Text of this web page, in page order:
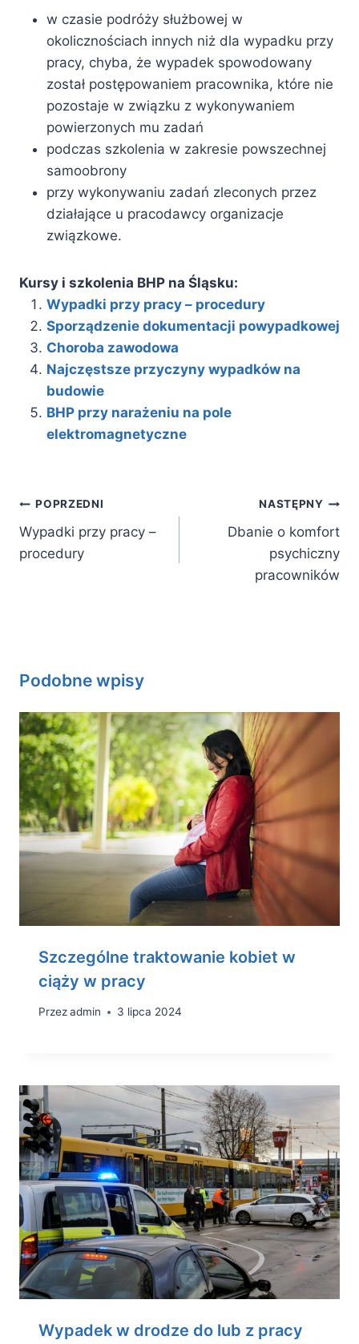
w czasie podróży służbowej w
okolicznościach innych niż dla wypadku przy
pracy, chyba, że wypadek spowodowany
został postępowaniem pracownika, które nie
pozostaje w związku z wykonywaniem
powierzonych mu zadań
podczas szkolenia w zakresie powszechnej
samoobrony
przy wykonywaniu zadań zleconych przez
działające u pracodawcy organizacje
związkowe.
Kursy i szkolenia BHP na Śląsku:
Wypadki przy pracy – procedury
Sporządzenie dokumentacji powypadkowej
Choroba zawodowa
Najczęstsze przyczyny wypadków na
budowie
BHP przy narażeniu na pole
elektromagnetyczne
Nawigacja
wpisu
POPRZEDNI
Wypadki przy pracy –
procedury
NASTĘPNY
Dbanie o komfort
psychiczny
pracowników
Podobne wpisy
Szczególne traktowanie kobiet w
ciąży w pracy
Przezadmin 3 lipca 2024
Wypadek w drodze do lub z pracy